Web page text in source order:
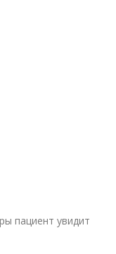
пациент увидит